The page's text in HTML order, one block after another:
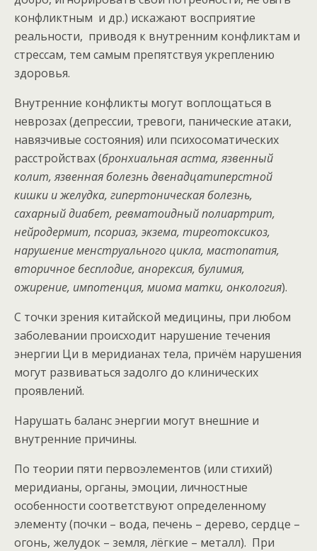
конфликтным и др.) искажают восприятие
реальности, приводя к внутренним конфликтам и
стрессам, тем самым препятствуя укреплению
здоровья.
Внутренние конфликты могут воплощаться в
неврозах (депрессии, тревоги, панические атаки,
навязчивые состояния) или психосоматических
расстройствах (бронхиальная астма, язвенный
колит, язвенная болезнь двенадцатиперстной
кишки и желудка, гипертоническая болезнь,
сахарный диабет, ревматоидный полиартрит,
нейродермит, псориаз, экзема, тиреотоксикоз,
нарушение менструального цикла, мастопатия,
вторичное бесплодие, анорексия, булимия,
ожирение, импотенция, миома матки, онкология).
С точки зрения китайской медицины, при любом
заболевании происходит нарушение течения
энергии Ци в меридианах тела, причём нарушения
могут развиваться задолго до клинических
проявлений.
Нарушать баланс энергии могут внешние и
внутренние причины.
По теории пяти первоэлементов (или стихий)
меридианы, органы, эмоции, личностные
особенности соответствуют определенному
элементу (почки – вода, печень – дерево, сердце –
огонь, желудок – земля, лёгкие – металл). При